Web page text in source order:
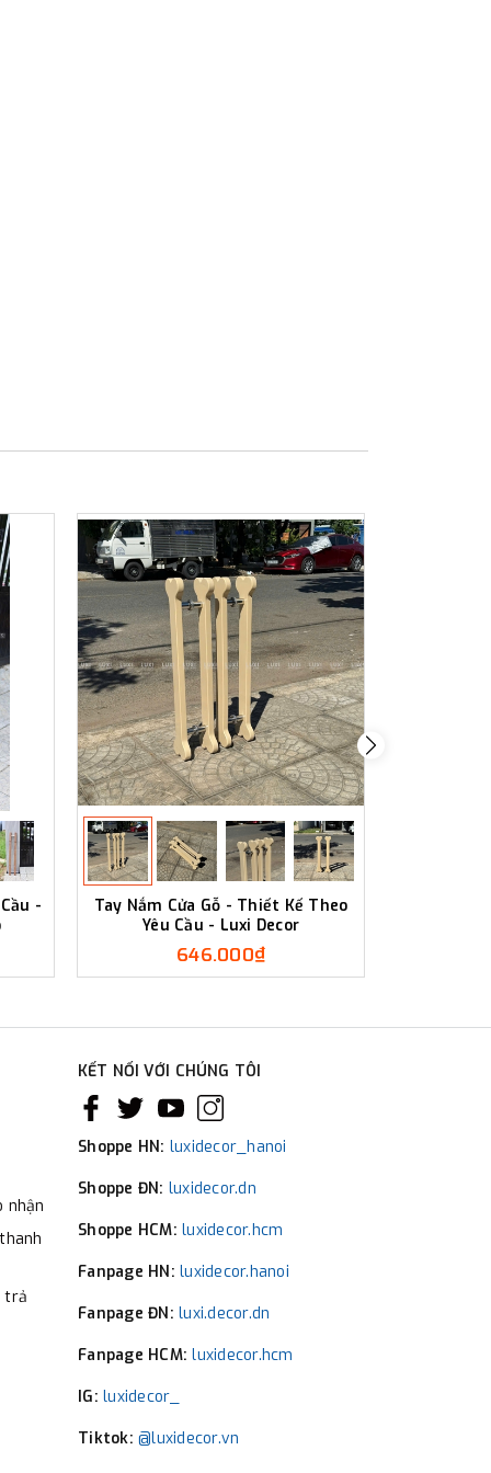
-
Tay Nắm Cửa Gỗ - Thiết Kế Theo
Yêu Cầu - Luxi Decor
646.000₫
nhận
trả
KẾT NỐI VỚI CHÚNG TÔI
Shoppe HN: luxidecor_hanoi
Shoppe ĐN: luxidecor.dn
Shoppe HCM: luxidecor.hcm
Fanpage HN: luxidecor.hanoi
Fanpage ĐN: luxi.decor.dn
Fanpage HCM:luxidecor.hcm
IG: luxidecor_
Tiktok: @luxidecor.vn